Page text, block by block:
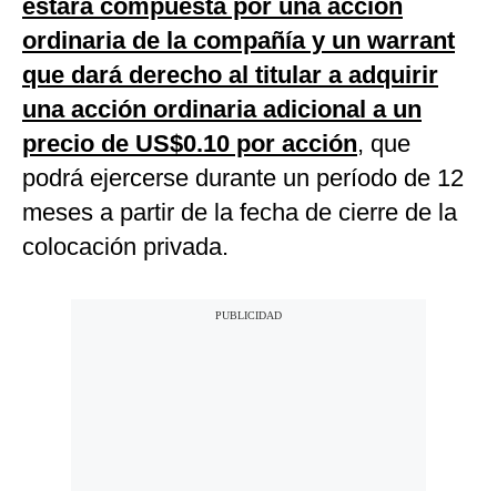
estará compuesta por una acción
ordinaria de la compañía y un warrant
que dará derecho al titular a adquirir
una acción ordinaria adicional a un
precio de US$0.10 por acción, que
podrá ejercerse durante un período de 12
meses a partir de la fecha de cierre de la
colocación privada.